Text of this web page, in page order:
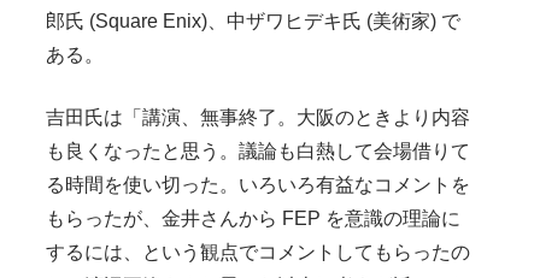
郎氏 (Square Enix)、中ザワヒデキ氏 (美術家) で
ある。
吉田氏は「講演、無事終了。大阪のときより内容
も良くなったと思う。議論も白熱して会場借りて
る時間を使い切った。いろいろ有益なコメントを
もらったが、金井さんから FEP を意識の理論に
するには、という観点でコメントしてもらったの